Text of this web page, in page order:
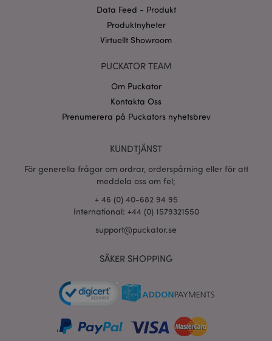
Data Feed - Produkt
Produktnyheter
Virtuellt Showroom
PUCKATOR TEAM
Om Puckator
Kontakta Oss
Prenumerera på Puckators nyhetsbrev
KUNDTJÄNST
För generella frågor om ordrar, orderspårning eller för att
meddela oss om fel;
+ 46 (0) 40-682 94 95
International: +44 (0) 1579321550
support@puckator.se
SÄKER SHOPPING
searchReport-log
recently_compared_product_previous
Adobe Inc.
section_data_ids
product_data_storage
Adobe Inc.
www.puckator.se
Googles
sekretesspolicy